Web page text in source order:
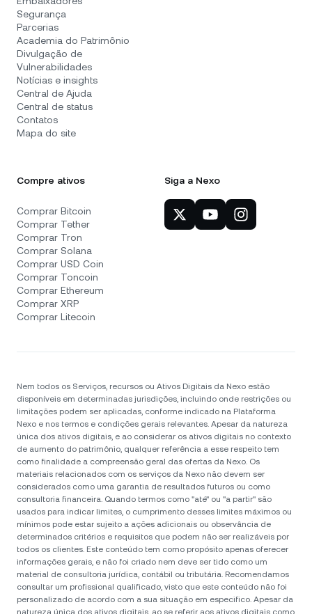
Segurança
Parcerias
Academia do Patrimônio
Divulgação de
Vulnerabilidades
Notícias e insights
Central de Ajuda
Central de status
Contatos
Mapa do site
Compre ativos
Comprar Bitcoin
Comprar Tether
Comprar Tron
Comprar Solana
Comprar USD Coin
Comprar Toncoin
Comprar Ethereum
Comprar XRP
Comprar Litecoin
Siga a Nexo
Nem todos os Serviços, recursos ou Ativos Digitais da Nexo estão
disponíveis em determinadas jurisdições, incluindo onde restrições ou
limitações podem ser aplicadas, conforme indicado na Plataforma
Nexo e nos termos e condições gerais relevantes. Apesar da natureza
única dos ativos digitais, e ao considerar os ativos digitais no contexto
de aumento do patrimônio, qualquer referência a esse respeito tem
como finalidade a compreensão geral das ofertas da Nexo. Os
materiais relacionados com os serviços da Nexo não devem ser
considerados como uma garantia de resultados futuros ou como
consultoria financeira. Quando termos como "até" ou "a partir" são
usados para indicar limites, o cumprimento desses limites máximos ou
mínimos pode estar sujeito a ações adicionais ou observância de
determinados critérios e requisitos que podem não ser realizáveis por
todos os clientes. Este conteúdo tem como propósito apenas oferecer
informações gerais, e não foi criado nem deve ser tido como um
material de consultoria jurídica, contábil ou tributária. Recomendamos
consultar um profissional qualificado, visto que este conteúdo não foi
personalizado de acordo com a sua situação em especifico. Apesar da
natureza única dos ativos digitais, ao se referir aos ativos digitais como